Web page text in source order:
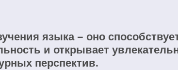
языка – оно
и открывает
перспектив.